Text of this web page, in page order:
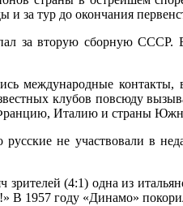
тур до окончания
за вторую сборную СССР.
международные
клубов повсюду
Францию, Италию и страны
не участвовали в
(4:1) одна из
В 1957 году «Динамо»